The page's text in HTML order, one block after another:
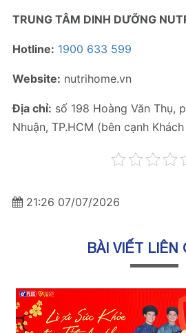
TRUNG TÂM DINH DƯỠNG
Hotline: 1900 633 599
Website: nutrihome.vn
Địa chỉ: số 198 Hoàng Văn Thụ,
Nhuận, TP.HCM (bên cạnh
21:26 07/07/2026
BÀI VIẾT LIÊN